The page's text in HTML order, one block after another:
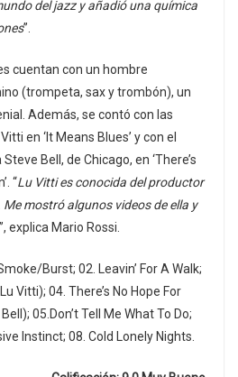
del jazz y añadió una química
”.
cuentan con un hombre
(trompeta, sax y trombón), un
Además, se contó con las
en ‘It Means Blues’ y con el
Bell, de Chicago, en ‘There’s
“Lu Vitti es conocida del productor
mostró algunos videos de ella y
”, explica Mario Rossi.
Burst; 02. Leavin’ For A Walk;
Vitti); 04. There’s No Hope For
05.Don’t Tell Me What To Do;
Instinct; 08. Cold Lonely Nights.